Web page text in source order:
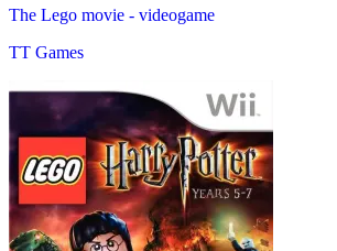
The Lego movie - videogame
TT Games